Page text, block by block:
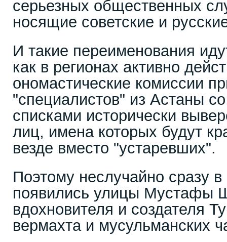
серьезных общественных
носящие советские и
И такие переименования
как в регионах активно
ономастические комиссии
"специалистов" из Астаны
списками исторически
лиц, имена которых будут
везде вместо "устаревших".
Поэтому неслучайно сразу
появились улицы Мустафы
вдохновителя и создателя
вермахта и мусульманских